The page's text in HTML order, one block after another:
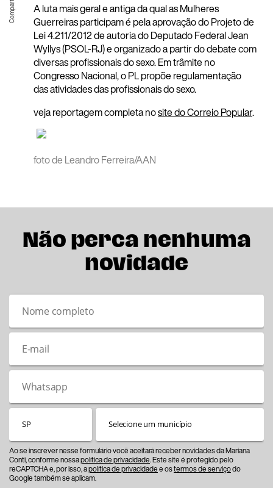
A luta mais geral e antiga da qual as Mulheres
Guerreiras participam é pela aprovação do Projeto de
Lei 4.211/2012 de autoria do Deputado Federal Jean
Wyllys (PSOL-RJ) e organizado a partir do debate com
diversas profissionais do sexo. Em trâmite no
Congresso Nacional, o PL propõe regulamentação
das atividades das profissionais do sexo.
veja reportagem completa nosite do Correio Popular.
foto de Leandro Ferreira/AAN
Não perca nenhuma
novidade
Ao se inscrever nesse formulário você aceitará receber novidades da Mariana
Conti, conforme nossapolítica de privacidade. Este site é protegido pelo
reCAPTCHA e, por isso, apolítica de privacidadee ostermos de serviçodo
Google também se aplicam.